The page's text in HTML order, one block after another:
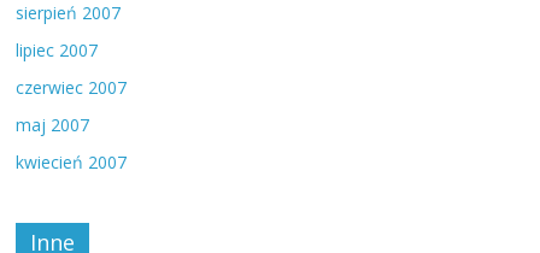
sierpień 2007
lipiec 2007
czerwiec 2007
maj 2007
kwiecień 2007
Inne